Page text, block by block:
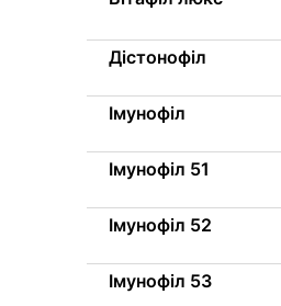
Дістонофіл
Імунофіл
Імунофіл 51
Імунофіл 52
Імунофіл 53